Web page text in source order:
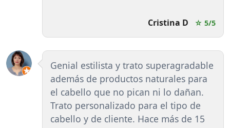
Cristina D ☆ 5/5
Genial estilista y trato superagradable
además de productos naturales para
el cabello que no pican ni lo dañan.
Trato personalizado para el tipo de
cabello y de cliente. Hace más de 15